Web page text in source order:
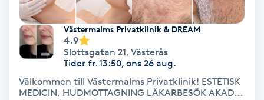
Barnklippning
BIAB
Västermalms Privatklinik & DREAM
4.9
Slottsgatan 21, Västerås
Tider fr. 13:50, ons 26 aug.
Välkommen till Västermalms Privatklinik! ESTETISK
MEDICIN, HUDMOTTAGNING LÄKARBESÖK AKAD...